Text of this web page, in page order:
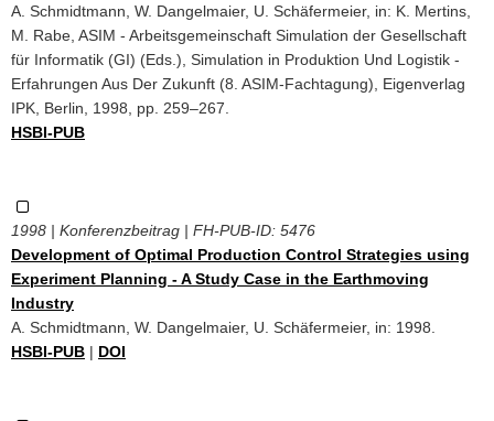
A. Schmidtmann, W. Dangelmaier, U. Schäfermeier, in: K. Mertins,
M. Rabe, ASIM - Arbeitsgemeinschaft Simulation der Gesellschaft
für Informatik (GI) (Eds.), Simulation in Produktion Und Logistik -
Erfahrungen Aus Der Zukunft (8. ASIM-Fachtagung), Eigenverlag
IPK, Berlin, 1998, pp. 259–267.
HSBI-PUB
1998 | Konferenzbeitrag | FH-PUB-ID: 5476
Development of Optimal Production Control Strategies using
Experiment Planning - A Study Case in the Earthmoving
Industry
A. Schmidtmann, W. Dangelmaier, U. Schäfermeier, in: 1998.
HSBI-PUB | DOI